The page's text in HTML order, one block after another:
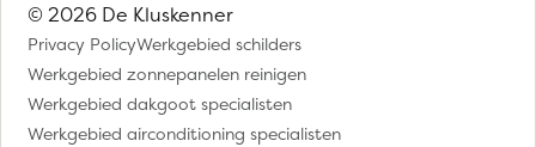
© 2026 De Kluskenner
Privacy PolicyWerkgebied schilders
Werkgebied zonnepanelen reinigen
Werkgebied dakgoot specialisten
Werkgebied airconditioning specialisten